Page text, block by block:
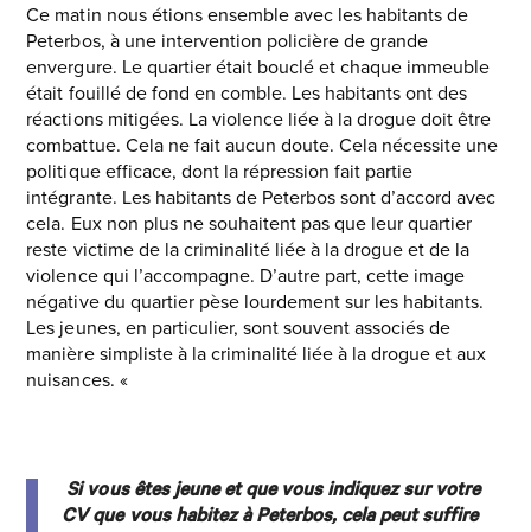
Ce matin nous étions ensemble avec les habitants de
Peterbos, à une intervention policière de grande
envergure. Le quartier était bouclé et chaque immeuble
était fouillé de fond en comble. Les habitants ont des
réactions mitigées. La violence liée à la drogue doit être
combattue. Cela ne fait aucun doute. Cela nécessite une
politique efficace, dont la répression fait partie
intégrante. Les habitants de Peterbos sont d’accord avec
cela. Eux non plus ne souhaitent pas que leur quartier
reste victime de la criminalité liée à la drogue et de la
violence qui l’accompagne. D’autre part, cette image
négative du quartier pèse lourdement sur les habitants.
Les jeunes, en particulier, sont souvent associés de
manière simpliste à la criminalité liée à la drogue et aux
nuisances. «
Si vous êtes jeune et que vous indiquez sur votre
CV que vous habitez à Peterbos, cela peut suffire